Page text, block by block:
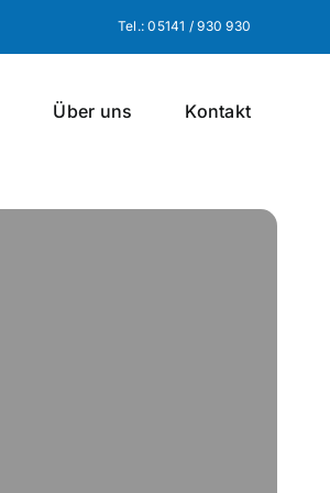
Tel.: 05141 / 930 930
Über uns Kontakt